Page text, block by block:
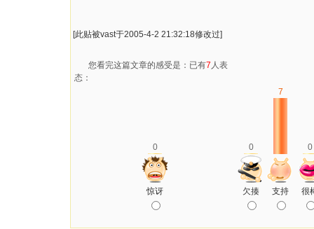
[此贴被vast于2005-4-2 21:32:18修改过]
您看完这篇文章的感受是：已有7 人表
态：
0 0
7
0
惊讶 欠揍 支持 很